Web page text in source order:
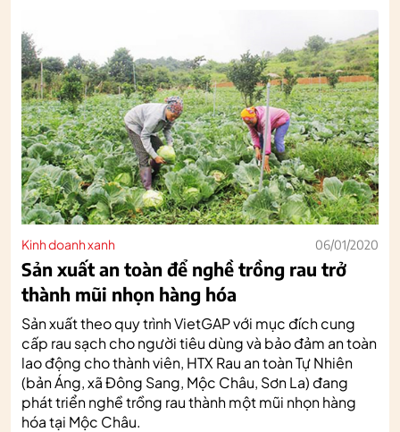
Kinh doanh xanh 06/01/2020
Sản xuất an toàn để nghề trồng rau trở
thành mũi nhọn hàng hóa
Sản xuất theo quy trình VietGAP với mục đích cung
cấp rau sạch cho người tiêu dùng và bảo đảm an toàn
lao động cho thành viên, HTX Rau an toàn Tự Nhiên
(bản Áng, xã Đông Sang, Mộc Châu, Sơn La) đang
phát triển nghề trồng rau thành một mũi nhọn hàng
hóa tại Mộc Châu.